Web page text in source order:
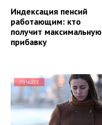
Индексация пенсий
работающим: кто
получит максимальную
прибавку
ЛУЧШЕЕ